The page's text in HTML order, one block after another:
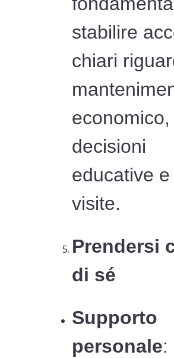
stabilire
chiari
economico,
decisioni
educative e
visite.
Prendersi
di sé
Supporto
personale: